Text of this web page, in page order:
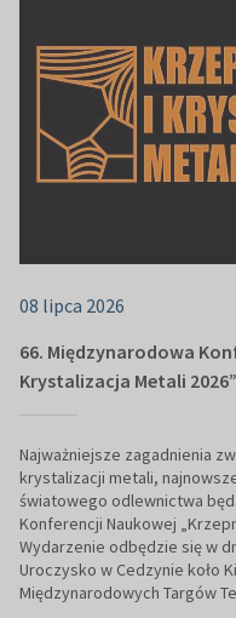
08 lipca 2026
66. Międzynarodowa
Krystalizacja Metali
Najważniejsze zagadnienia
krystalizacji metali,
światowego odlewnictwa
Konferencji Naukowej
Wydarzenie odbędzie się w
Uroczysko w Cedzynie koło
Międzynarodowych Targów